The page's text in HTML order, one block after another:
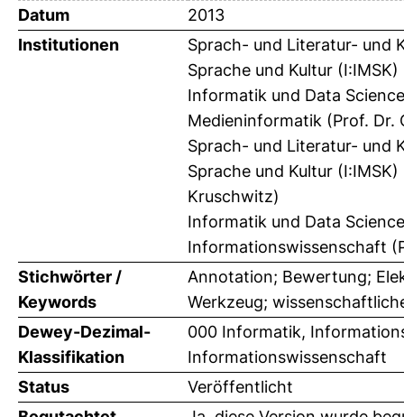
Datum
2013
Institutionen
Sprach- und Literatur- und
Sprache und Kultur
Informatik und Data
Medieninformatik (Prof. Dr.
Sprach- und Literatur- und
Sprache und Kultur
Kruschwitz)
Informatik und Data
Informationswissenschaft
Stichwörter /
Keywords
Annotation; Bewertung;
Werkzeug;
Dewey-Dezimal-
Klassifikation
000 Informatik,
Informationswissenschaft
Status
Veröffentlicht